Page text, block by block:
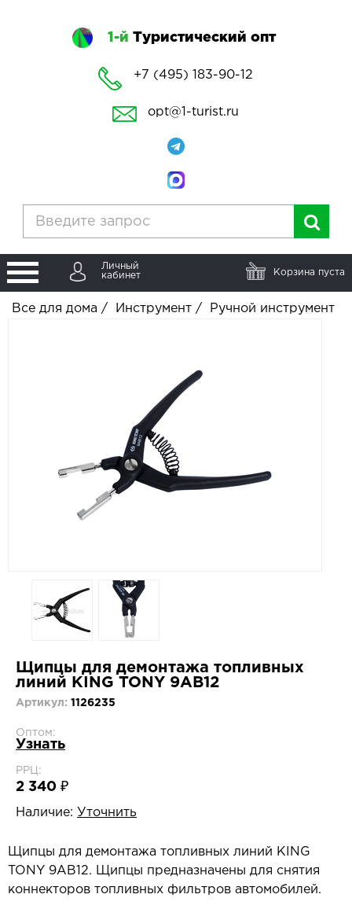
1-й Туристический опт
+7 (495) 183-90-12
opt@1-turist.ru
Личный
кабинет
Корзина пуста
Все для дома / Инструмент / Ручной инструмент
Щипцы для демонтажа топливных
линий KING TONY 9AB12
Артикул: 1126235
Оптом:
Узнать
РРЦ:
2 340 ₽
Наличие: Уточнить
Щипцы для демонтажа топливных линий KING
TONY 9AB12. Щипцы предназначены для снятия
коннекторов топливных фильтров автомобилей.